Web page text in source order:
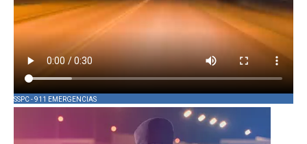
SSPC - 911 EMERGENCIAS